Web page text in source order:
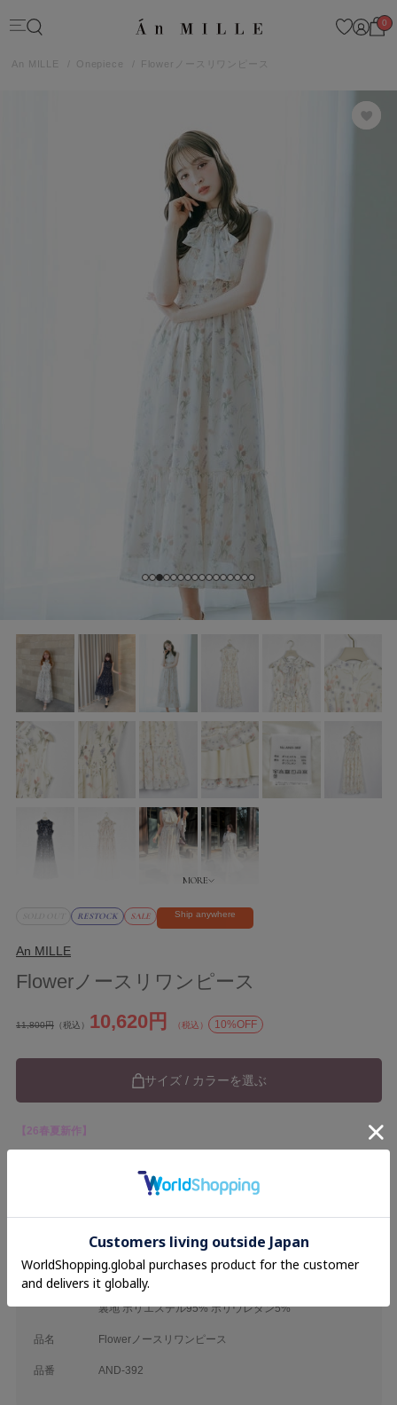
0
An MILLE Onepiece Flowerノースリワンピース
RESTOCK SALE Ship anywhere
An MILLE
Flowerノースリワンピース
11,800円 （税込） 10,620円 （税込） 10%OFF
サイズ / カラーを選ぶ
【26春夏新作】
ブランド An MILLE
26SS
Onepiece
表地 ポリエステル100%
裏地 ポリエステル95% ポリウレタン5%
品名 Flowerノースリワンピース
品番 AND-392